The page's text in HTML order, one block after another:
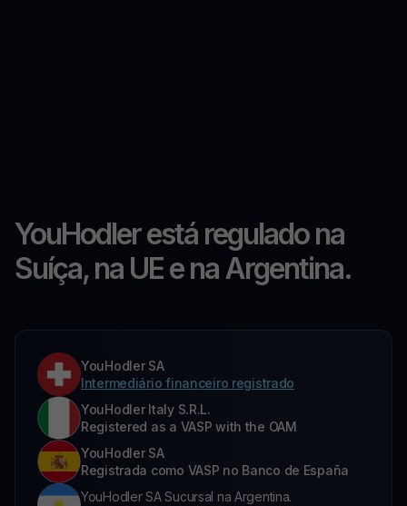
YouHodler está regulado na
Suíça, na UE e na Argentina.
YouHodler SA
Intermediário financeiro registrado
YouHodler Italy S.R.L.
Registered as a VASP with the OAM
YouHodler SA
Registrada como VASP no Banco de España
YouHodler SA Sucursal na Argentina.